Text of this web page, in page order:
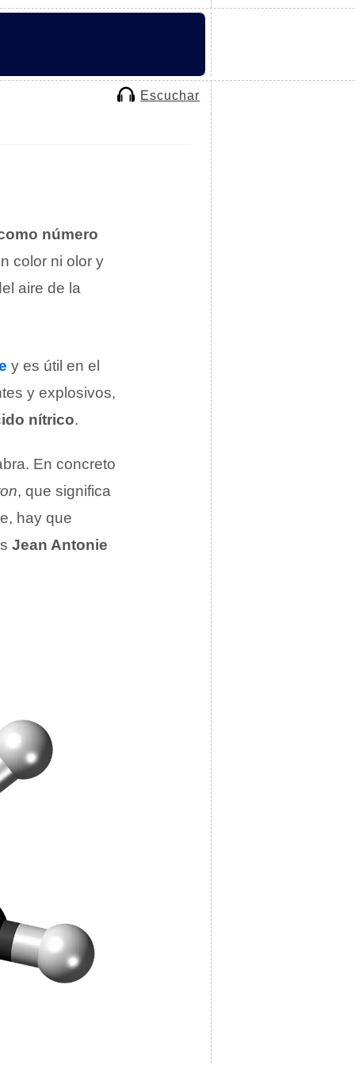
Escuchar
número
color ni olor y
aire de la
y es útil en el
y explosivos,
nítrico.
En concreto
, que significa
hay que
Jean Antonie